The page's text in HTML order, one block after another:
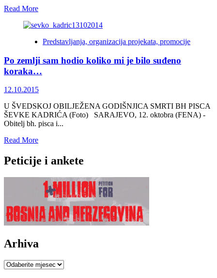
Read MoreRead
about
knjiga
Markovine
poslije
svega”
Predstavljanja, organizacija projekata, promocije
Po zemlji sam hodio koliko mi je bilo suđeno
koraka…
12.10.2015
U ŠVEDSKOJ OBILJEŽENA GODIŠNJICA SMRTI BH PISCA
ŠEVKE KADRIĆA (Foto) SARAJEVO, 12. oktobra (FENA) -
Obitelj bh. pisca i...
Read MoreRead
about
Po
sam
hodio
koliko
mi
je
bilo
koraka…
Peticije i ankete
Arhiva
Arhiva